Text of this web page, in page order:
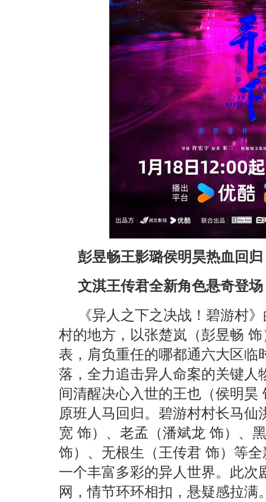
彭昱畅王影璐侯明昊热血回归
文淇王传君全新角色悬奇登场
《异人之下之决战！碧游村
村的地方，以张楚岚（彭昱畅
表，肩负重任的哪都通六大区临
落，全力追击异人命案的关键
间清醒决心入世的王也（侯明
原班人马回归。碧游村村长马
宽 饰）、老孟（潘斌龙 饰）、
饰）、无根生（王传君 饰）等
一个丰富多彩的异人世界。此次
网，情节环环相扣，悬疑感拉